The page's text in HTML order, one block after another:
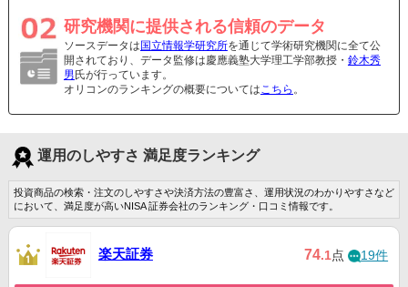
研究機関に提供される信頼のデータ
ソースデータは国立情報学研究所を通じて学術研究機関に全て公
開されており、データ監修は慶應義塾大学理工学部教授・ 鈴木秀
男氏が行っています。
オリコンのランキングの概要については こちら 。
運用のしやすさ 満足度ランキング
投資商品の検索・注文のしやすさや決済方法の豊富さ、運用状況のわかりやすさなど
において、満足度が高いNISA 証券会社のランキング・口コミ情報です。
楽天証券 74.1点 19件